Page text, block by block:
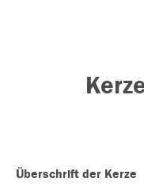
Überschrift der Kerze